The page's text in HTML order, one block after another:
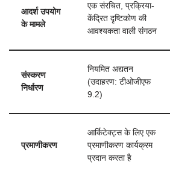
आदर्श उपयोग
के मामले
एक संरचित, प्रक्रिया-
केंद्रित दृष्टिकोण की
आवश्यकता वाली संगठन
संस्करण
निर्धारण
नियमित अद्यतन
(उदाहरण: टीओजीएफ
9.2)
प्रमाणीकरण
आर्किटेक्ट्स के लिए एक
प्रमाणीकरण कार्यक्रम
प्रदान करता है